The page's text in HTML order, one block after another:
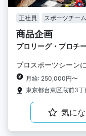
正社員 スポーツチー
商品企画
プロリーグ・プロチ
プロスポーツシーン
月給: 250,000円〜
東京都台東区蔵前3
気に